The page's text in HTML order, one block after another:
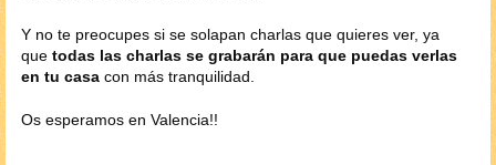
Y no te preocupes si se solapan charlas que quieres ver, ya
que todas las charlas se grabarán para que puedas verlas
en tu casa ​con más tranquilidad.
Os esperamos en Valencia!!